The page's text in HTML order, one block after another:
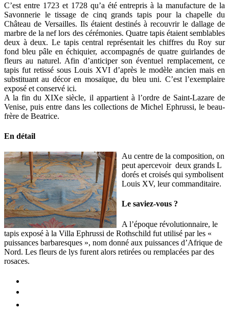
C’est entre 1723 et 1728 qu’a été entrepris à la manufacture de la
Savonnerie le tissage de cinq grands tapis pour la chapelle du
Château de Versailles. Ils étaient destinés à recouvrir le dallage de
marbre de la nef lors des cérémonies. Quatre tapis étaient semblables
deux à deux. Le tapis central représentait les chiffres du Roy sur
fond bleu pâle en échiquier, accompagnés de quatre guirlandes de
fleurs au naturel. Afin d’anticiper son éventuel remplacement, ce
tapis fut retissé sous Louis XVI d’après le modèle ancien mais en
substituant au décor en mosaïque, du bleu uni. C’est l’exemplaire
exposé et conservé ici.
A la fin du XIXe siècle, il appartient à l’ordre de Saint-Lazare de
Venise, puis entre dans les collections de Michel Ephrussi, le beau-
frère de Beatrice.
En détail
Au centre de la composition, on
peut apercevoir deux grands L
dorés et croisés qui symbolisent
Louis XV, leur commanditaire.
Le saviez-vous ?
A l’époque révolutionnaire, le
tapis exposé à la Villa Ephrussi de Rothschild fut utilisé par les «
puissances barbaresques », nom donné aux puissances d’Afrique de
Nord. Les fleurs de lys furent alors retirées ou remplacées par des
rosaces.